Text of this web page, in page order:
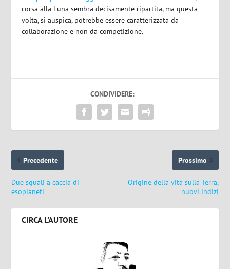
corsa alla Luna sembra decisamente ripartita, ma questa
volta, si auspica, potrebbe essere caratterizzata da
collaborazione e non da competizione.
CONDIVIDERE:
Precedente
Due squali a caccia di
esopianeti
Prossimo
Origine della vita sulla Terra,
nuovi indizi
CIRCA L'AUTORE